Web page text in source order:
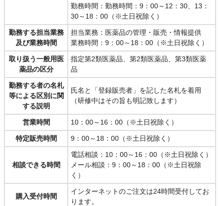
勤務時間：勤務時間：9：00～12：30、13：
30～18：00（※土日祝除く）
勤務する担当業務
及び業務時間
担当業務：医薬品の管理・販売・情報提供
業務時間：9：00～18：00（※土日祝除く）
取り扱う一般用医
薬品の区分
指定第2類医薬品、第2類医薬品、第3類医薬
品
勤務する者の名札
等による区別に関
する説明
氏名と「登録販売者」を記した名札を着用
（研修中はその旨も明記致します）
営業時間 10：00～16：00（※土日祝除く）
特定販売時間 9：00～18：00（※土日祝除く）
相談できる時間
電話相談：10：00～16：00（※土日祝除く）
メール相談：9：00～18：00（※土日祝除
く）
購入受付時間
インターネットのご注文は24時間受付してお
ります。